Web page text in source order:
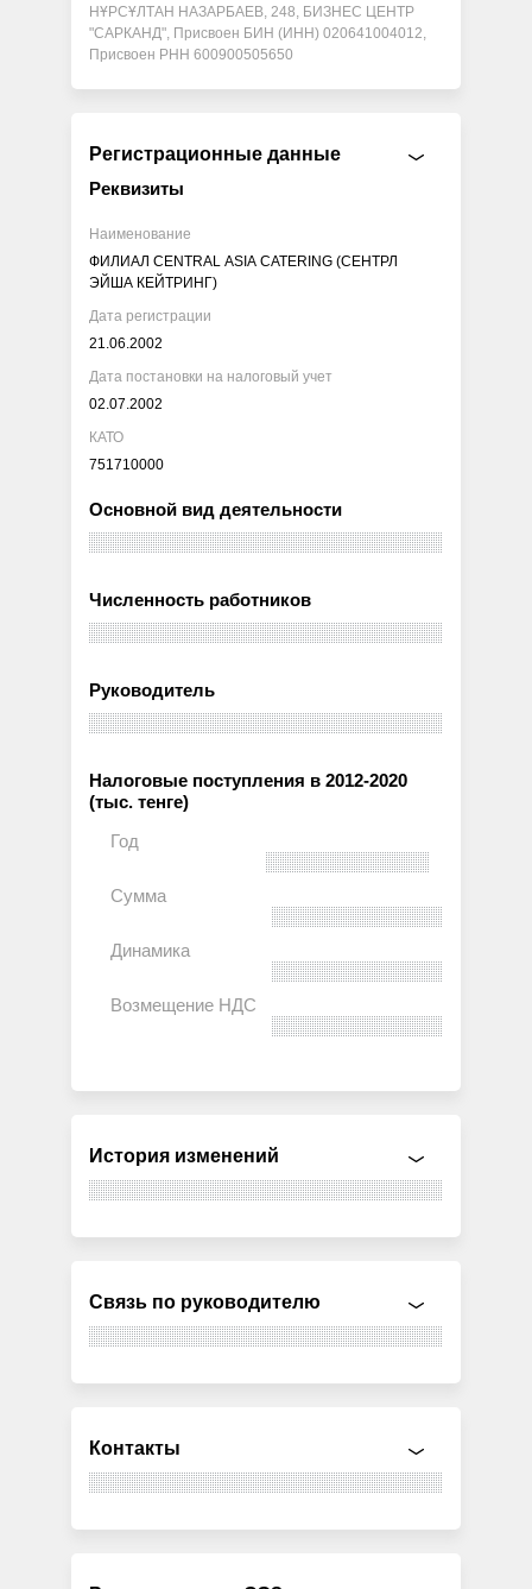
НҰРСҰЛТАН НАЗАРБАЕВ, 248, БИЗНЕС ЦЕНТР
"САРКАНД", Присвоен БИН (ИНН) 020641004012,
Присвоен РНН 600900505650
Регистрационные данные
Реквизиты
Наименование
ФИЛИАЛ CENTRAL ASIA CATERING (СЕНТРЛ
ЭЙША КЕЙТРИНГ)
Дата регистрации
21.06.2002
Дата постановки на налоговый учет
02.07.2002
КАТО
751710000
Основной вид деятельности
Численность работников
Руководитель
Налоговые поступления в 2012-2020
(тыс. тенге)
История изменений
Связь по руководителю
Контакты